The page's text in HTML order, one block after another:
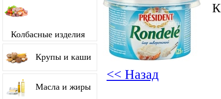
Колбасные изделия
Крупы и каши
Масла и жиры
<< Назад